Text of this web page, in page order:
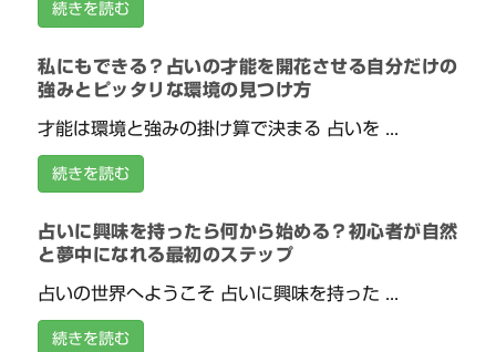
続きを読む
私にもできる？占いの才能を開花させる自分だけの
強みとピッタリな環境の見つけ方
才能は環境と強みの掛け算で決まる 占いを ...
続きを読む
占いに興味を持ったら何から始める？初心者が自然
と夢中になれる最初のステップ
占いの世界へようこそ 占いに興味を持った ...
続きを読む